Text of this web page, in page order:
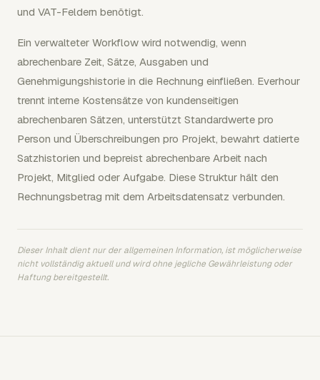
und VAT-Feldern benötigt.
Ein verwalteter Workflow wird notwendig, wenn
abrechenbare Zeit, Sätze, Ausgaben und
Genehmigungshistorie in die Rechnung einfließen. Everhour
trennt interne Kostensätze von kundenseitigen
abrechenbaren Sätzen, unterstützt Standardwerte pro
Person und Überschreibungen pro Projekt, bewahrt datierte
Satzhistorien und bepreist abrechenbare Arbeit nach
Projekt, Mitglied oder Aufgabe. Diese Struktur hält den
Rechnungsbetrag mit dem Arbeitsdatensatz verbunden.
Dieser Inhalt dient nur der allgemeinen Information, ist möglicherweise
nicht vollständig aktuell und wird ohne jegliche Gewährleistung oder
Haftung bereitgestellt.